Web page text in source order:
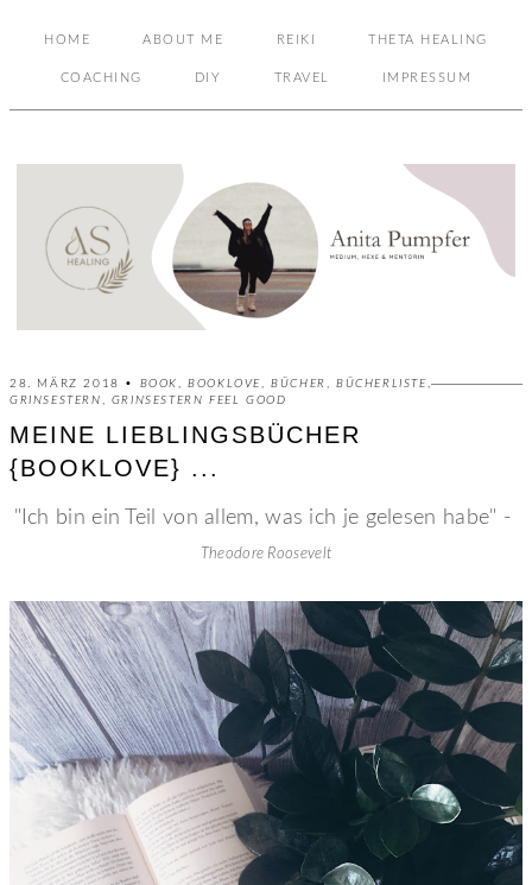
HOME ABOUT ME REIKI THETA HEALING
COACHING DIY TRAVEL IMPRESSUM
28. MÄRZ 2018 • BOOK ,BOOKLOVE ,BÜCHER ,BÜCHERLISTE ,
GRINSESTERN
GRINSESTERN FEEL GOOD
MEINE LIEBLINGSBÜCHER
{BOOKLOVE} ...
"Ich bin ein Teil von allem, was ich je gelesen habe" -
Theodore Roosevelt